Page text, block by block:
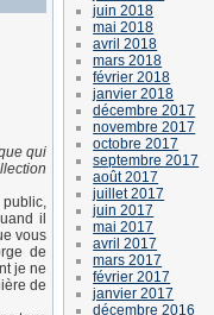
qui
public,
il
vous
de
je ne
de
juin 2018
mai 2018
avril 2018
mars 2018
février 2018
janvier 2018
décembre 2017
novembre 2017
octobre 2017
septembre 2017
août 2017
juillet 2017
juin 2017
mai 2017
avril 2017
mars 2017
février 2017
janvier 2017
décembre 2016